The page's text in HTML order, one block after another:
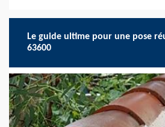
Le guide ultime pour une pose
63600